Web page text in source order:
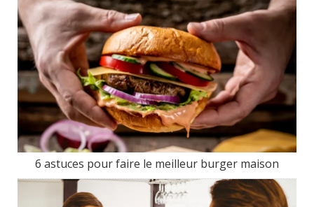
6 astuces pour faire le meilleur burger maison